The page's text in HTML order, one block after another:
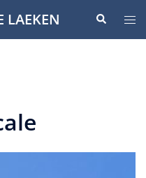
LAEKEN
le